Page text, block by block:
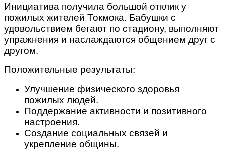
Инициатива получила большой отклик у
пожилых жителей Токмока. Бабушки с
удовольствием бегают по стадиону, выполняют
упражнения и наслаждаются общением друг с
другом.
Положительные результаты:
Улучшение физического здоровья
пожилых людей.
Поддержание активности и позитивного
настроения.
Создание социальных связей и
укрепление общины.